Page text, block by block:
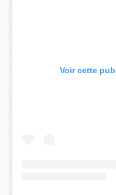
Voir cette